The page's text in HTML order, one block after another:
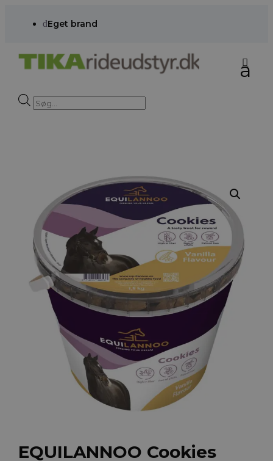
dEget brand
Products
search
EQUILANNOO Cookies